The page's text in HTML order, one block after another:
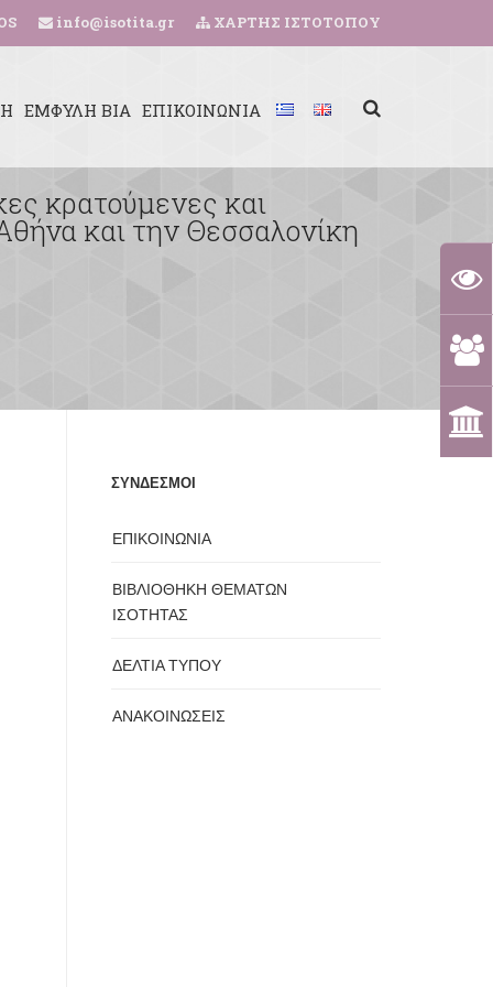
info@isotita.gr ΧΑΡΤΗΣ ΙΣΤΟΤΟΠΟΥ
ΕΜΦΥΛΗ ΒΙΑ ΕΠΙΚΟΙΝΩΝΙΑ
κρατούμενες και
και την Θεσσαλονίκη
ΣΥΝΔΕΣΜΟΙ
ΕΠΙΚΟΙΝΩΝΙΑ
ΒΙΒΛΙΟΘΗΚΗ ΘΕΜΑΤΩΝ
ΙΣΟΤΗΤΑΣ
ΔΕΛΤΙΑ ΤΥΠΟΥ
ΑΝΑΚΟΙΝΩΣΕΙΣ